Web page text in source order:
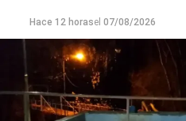
Hace 12 horasel 07/08/2026